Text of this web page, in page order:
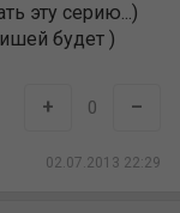
эту серию...)
будет )
02.07.2013 22:29
+ 0 –